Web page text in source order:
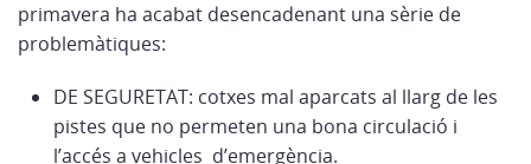
primavera ha acabat desencadenant una sèrie de
problemàtiques:
DE SEGURETAT: cotxes mal aparcats al llarg de les
pistes que no permeten una bona circulació i
l’accés a vehicles d’emergència.